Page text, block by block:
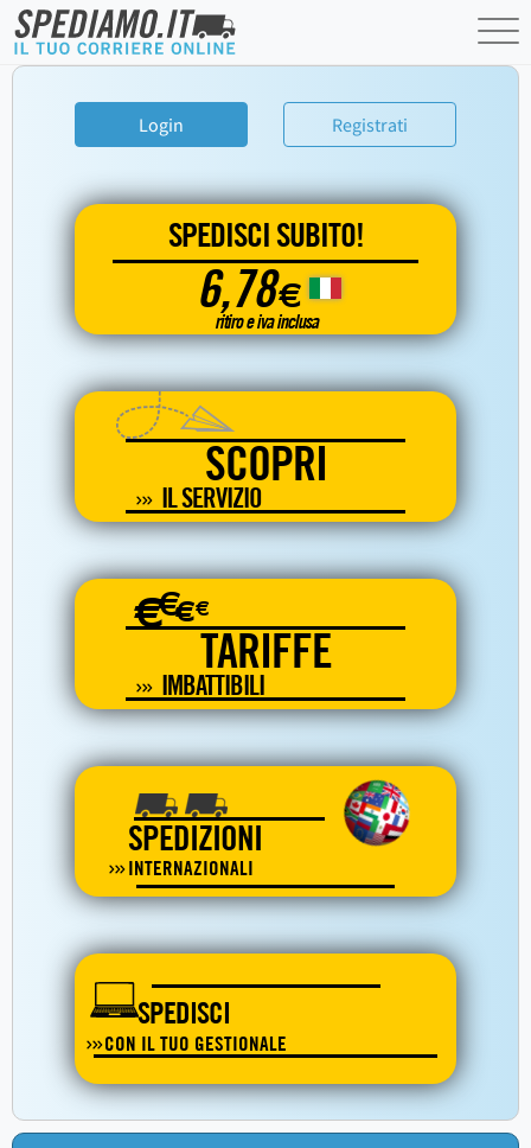
Login Registrati
SPEDISCI SUBITO!
6,78€
ritiro e iva inclusa
SCOPRI
IL SERVIZIO
€€€€
TARIFFE
IMBATTIBILI
SPEDIZIONI
INTERNAZIONALI
SPEDISCI
CON IL TUO GESTIONALE